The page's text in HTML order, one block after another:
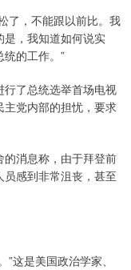
，不能跟以前比。我
，我知道如何说实
的工作。”
了总统选举首场电视
党内部的担忧，要求
消息称，由于拜登前
感到非常沮丧，甚至
是美国政治学家、